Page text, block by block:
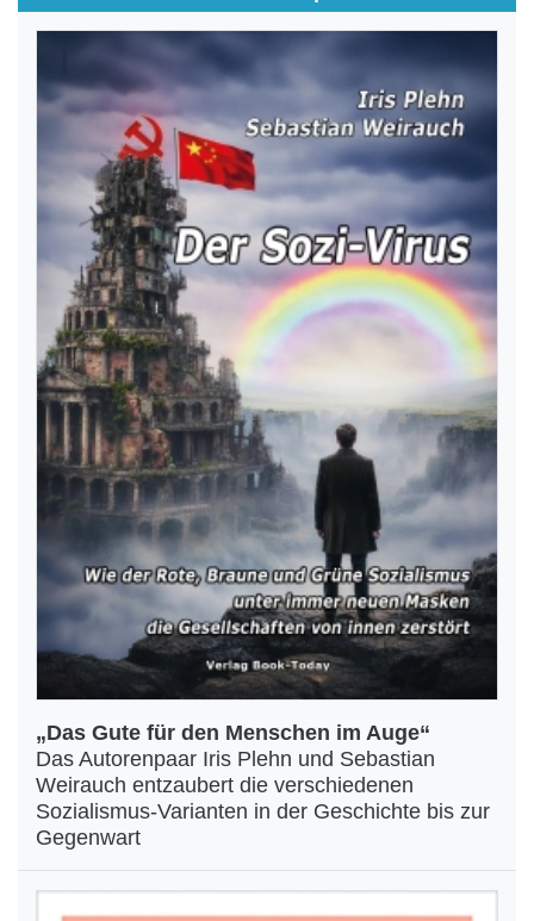
„Das Gute für den Menschen im Auge“
Das Autorenpaar Iris Plehn und Sebastian
Weirauch entzaubert die verschiedenen
Sozialismus-Varianten in der Geschichte bis zur
Gegenwart